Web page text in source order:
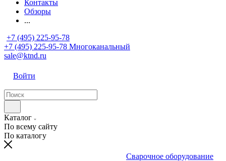
Контакты
Обзоры
...
+7 (495) 225-95-78
+7 (495) 225-95-78 Многоканальный
sale@ktnd.ru
Войти
Каталог
По всему сайту
По каталогу
Сварочное оборудование